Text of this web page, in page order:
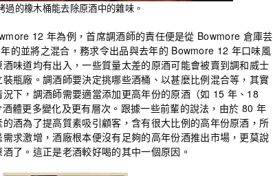
過的橡木桶能去除原酒中的雜味。
12 年為例，首席調酒師的責任便是從 Bowmore 倉庫芸
的並將之混合，務求令出品與去年的 Bowmore 12 年口味風
味道均有出入，一些質量太差的原酒可能會被賣到調和威士
瓶廠。調酒師要決定挑哪些酒桶、以甚麼比例混合等，其實
下，調酒師需要適當添加更高年份的原酒（如 15 年、18
體更多變化及更有層次。跟據一些前輩的說法，由於 80 年
酒為了提高質素吸引顧客，含有很大比例的高年份原酒，所
求激增，酒廠根本便沒有足夠的高年份酒推出市場，更莫說
了。這正是老酒較好喝的其中一個原因。